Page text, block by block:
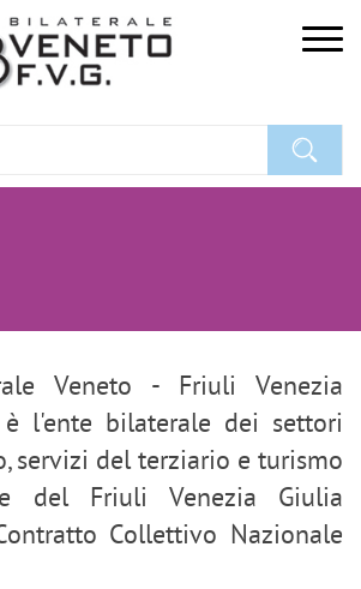
Veneto - Friuli Venezia
è l'ente bilaterale dei settori
servizi del terziario e turismo
del Friuli Venezia Giulia
Collettivo Nazionale